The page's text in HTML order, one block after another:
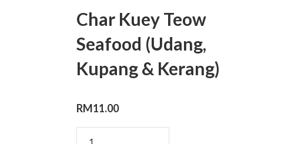
Char Kuey Teow
Seafood (Udang,
Kupang & Kerang)
RM11.00